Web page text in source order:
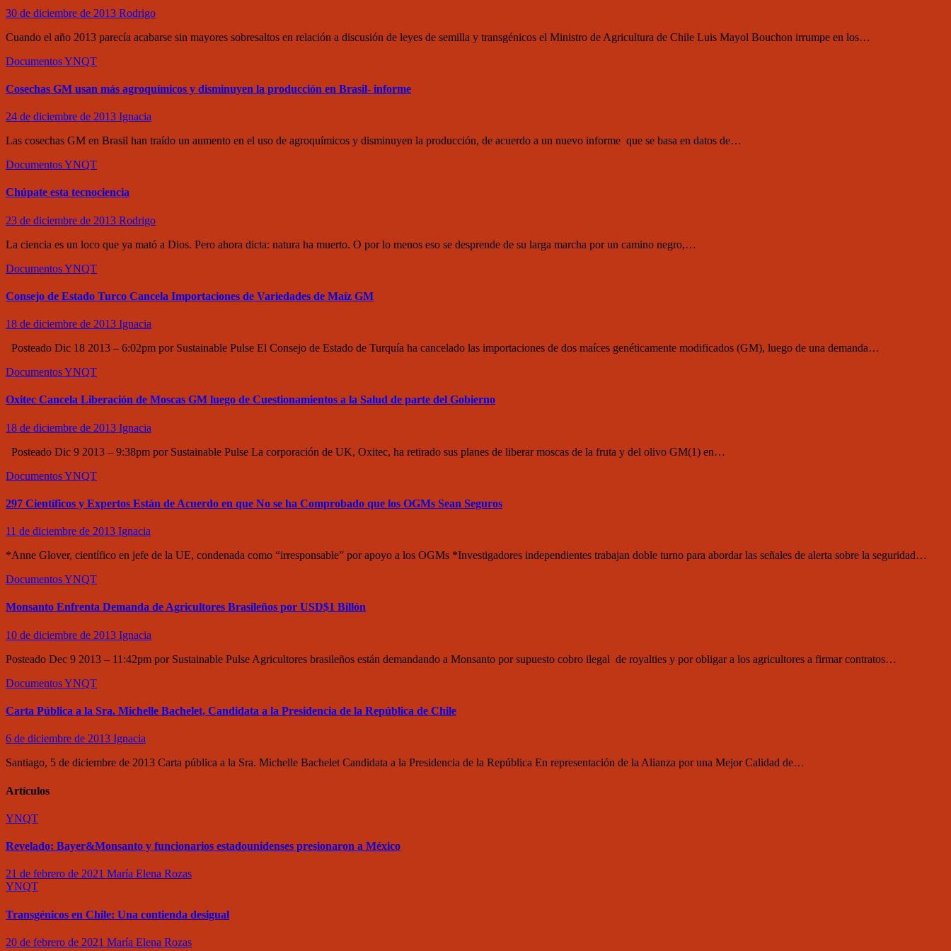
30 de diciembre de 2013 Rodrigo
Cuando el año 2013 parecía acabarse sin mayores sobresaltos en relación a discusión de leyes de semilla y transgénicos el Ministro de Agricultura de Chile Luis Mayol Bouchon irrumpe en los…
DocumentosYNQT
Cosechas GM usan más agroquímicos y disminuyen la producción en Brasil- informe
24 de diciembre de 2013 Ignacia
Las cosechas GM en Brasil han traído un aumento en el uso de agroquímicos y disminuyen la producción, de acuerdo a un nuevo informe que se basa en datos de…
DocumentosYNQT
Chúpate esta tecnociencia
23 de diciembre de 2013 Rodrigo
La ciencia es un loco que ya mató a Dios. Pero ahora dicta: natura ha muerto. O por lo menos eso se desprende de su larga marcha por un camino negro,…
DocumentosYNQT
Consejo de Estado Turco Cancela Importaciones de Variedades de Maíz GM
18 de diciembre de 2013 Ignacia
Posteado Dic 18 2013 – 6:02pm por Sustainable Pulse El Consejo de Estado de Turquía ha cancelado las importaciones de dos maíces genéticamente modificados (GM), luego de una demanda…
DocumentosYNQT
Oxitec Cancela Liberación de Moscas GM luego de Cuestionamientos a la Salud de parte del Gobierno
18 de diciembre de 2013 Ignacia
Posteado Dic 9 2013 – 9:38pm por Sustainable Pulse La corporación de UK, Oxitec, ha retirado sus planes de liberar moscas de la fruta y del olivo GM(1) en…
DocumentosYNQT
297 Científicos y Expertos Están de Acuerdo en que No se ha Comprobado que los OGMs Sean Seguros
11 de diciembre de 2013 Ignacia
*Anne Glover, científico en jefe de la UE, condenada como “irresponsable” por apoyo a los OGMs *Investigadores independientes trabajan doble turno para abordar las señales de alerta sobre la seguridad…
DocumentosYNQT
Monsanto Enfrenta Demanda de Agricultores Brasileños por USD$1 Billón
10 de diciembre de 2013 Ignacia
Posteado Dec 9 2013 – 11:42pm por Sustainable Pulse Agricultores brasileños están demandando a Monsanto por supuesto cobro ilegal de royalties y por obligar a los agricultores a firmar contratos…
DocumentosYNQT
Carta Pública a la Sra. Michelle Bachelet, Candidata a la Presidencia de la República de Chile
6 de diciembre de 2013 Ignacia
Santiago, 5 de diciembre de 2013 Carta pública a la Sra. Michelle Bachelet Candidata a la Presidencia de la República En representación de la Alianza por una Mejor Calidad de…
Artículos
YNQT
Revelado: Bayer&Monsanto y funcionarios estadounidenses presionaron a México
21 de febrero de 2021 María Elena Rozas
YNQT
Transgénicos en Chile: Una contienda desigual
20 de febrero de 2021 María Elena Rozas